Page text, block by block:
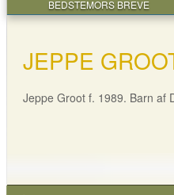
BEDSTEMORS BREVE
JEPPE
Jeppe Groot f. 1989. Barn af